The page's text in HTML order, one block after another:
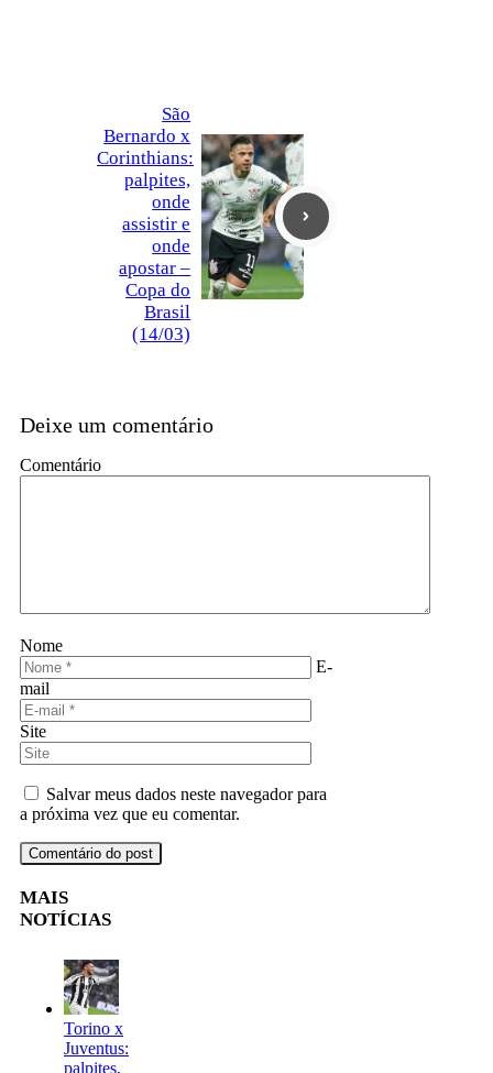
São
Bernardo x
Corinthians:
palpites,
onde
assistir e
onde
apostar –
Copa do
Brasil
(14/03)
Deixe um comentário
Comentário
Nome
E-
mail
Site
Salvar meus dados neste navegador para
a próxima vez que eu comentar.
MAIS
NOTÍCIAS
Torino x
Juventus:
palpites,